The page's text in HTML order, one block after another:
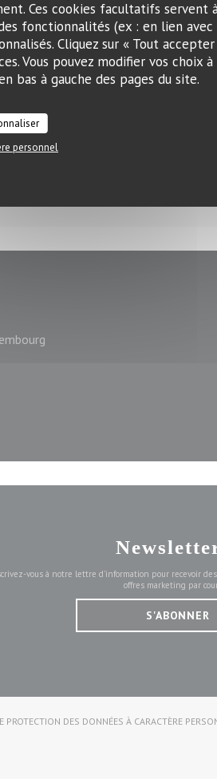
Ces cookies facultatifs servent
fonctionnalités (ex : en lien avec
Cliquez sur « Tout accepter
Vous pouvez modifier vos choix à
bas à gauche des pages du site.
personnel
une nouvelle fenêtre))
une nouvelle fenêtre))
vous à notre lettre d'information pour recevoir
offres marketing par
S'ABONNER
FENÊTRE))
PROTECTION DES DONNÉES À CARACTÈRE
((OUVRE UNE NOUVELLE